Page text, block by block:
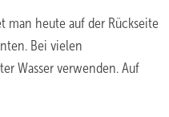
man heute auf der Rückseite
Bei vielen
Wasser verwenden. Auf